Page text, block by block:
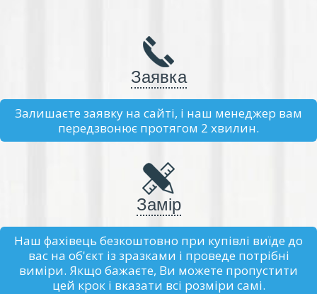
Заявка
Залишаєте заявку на сайті, і наш менеджер вам
передзвонює протягом 2 хвилин.
Замір
Наш фахівець безкоштовно при купівлі виїде до
вас на об'єкт із зразками і проведе потрібні
виміри. Якщо бажаєте, Ви можете пропустити
цей крок і вказати всі розміри самі.